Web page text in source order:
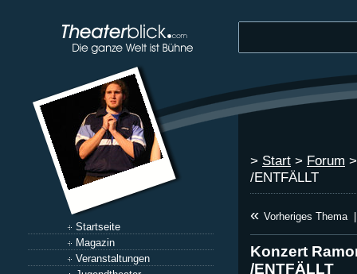
Startseite
Magazin
Veranstaltungen
> Start > Forum
/ENTFÄLLT
« Vorheriges Thema
Konzert
/ENTFÄLLT